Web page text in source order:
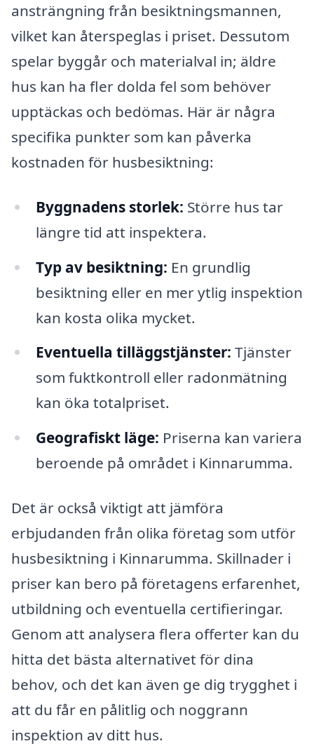
ansträngning från besiktningsmannen,
vilket kan återspeglas i priset. Dessutom
spelar byggår och materialval in; äldre
hus kan ha fler dolda fel som behöver
upptäckas och bedömas. Här är några
specifika punkter som kan påverka
kostnaden för husbesiktning:
Byggnadens storlek: Större hus tar
längre tid att inspektera.
Typ av besiktning: En grundlig
besiktning eller en mer ytlig inspektion
kan kosta olika mycket.
Eventuella tilläggstjänster: Tjänster
som fuktkontroll eller radonmätning
kan öka totalpriset.
Geografiskt läge: Priserna kan variera
beroende på området i Kinnarumma.
Det är också viktigt att jämföra
erbjudanden från olika företag som utför
husbesiktning i Kinnarumma. Skillnader i
priser kan bero på företagens erfarenhet,
utbildning och eventuella certifieringar.
Genom att analysera flera offerter kan du
hitta det bästa alternativet för dina
behov, och det kan även ge dig trygghet i
att du får en pålitlig och noggrann
inspektion av ditt hus.